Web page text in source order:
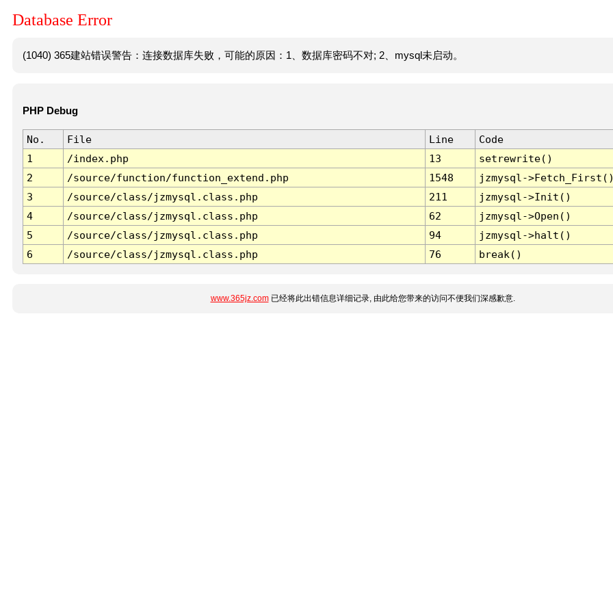
Database Error
(1040) 365建站错误警告：连接数据库失败，可能的原因：1、数据库密码不对; 2、mysql未启动。
PHP Debug
No. File Line
Code
1
/index.php 13
setrewrite()
2
/source/function/function_extend.php 1548
jzmysql-
3
/source/class/jzmysql.class.php 211
jzmysql->Init()
4
/source/class/jzmysql.class.php 62
jzmysql->Open()
5
/source/class/jzmysql.class.php 94
jzmysql->halt()
6
/source/class/jzmysql.class.php 76 break()
www.365jz.com已经将此出错信息详细记录, 由此给您带来的访问不便我们深感歉意.